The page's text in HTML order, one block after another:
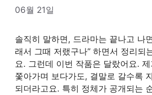
06월 21일
솔직히 말하면, 드라마는 끝나고 나
래서 그때 저랬구나” 하면서 정리되
요. 그런데 이번 작품은 달랐어요.
쫓아가며 보다가도, 결말로 갈수록
되더라고요. 특히 정체가 공개되는